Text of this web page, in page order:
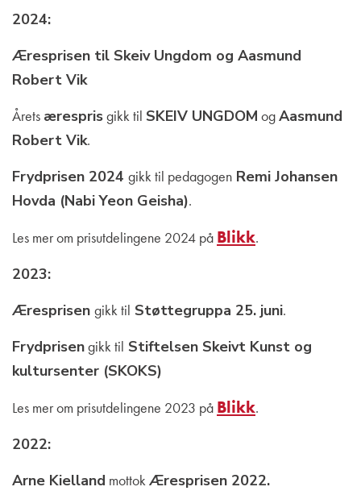
2024:
Æresprisen til Skeiv Ungdom og Aasmund
Robert Vik
Årets æresprisgikk til SKEIV UNGDOM ogAasmund
Robert Vik.
Frydprisen 2024 gikk til pedagogen Remi Johansen
Hovda (Nabi Yeon Geisha).
Les mer om prisutdelingene 2024 på Blikk.
2023:
Æresprisen gikk til Støttegruppa 25. juni.
Frydprisengikk til Stiftelsen Skeivt Kunst og
kultursenter (SKOKS)
Les mer om prisutdelingene 2023 på Blikk.
2022:
Arne Kielland mottok Æresprisen 2022.